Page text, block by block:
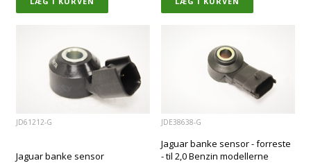
JD61212-G
Jaguar banke sensor
JDE38638-G
Jaguar banke sensor - forreste
- til 2,0 Benzin modellerne